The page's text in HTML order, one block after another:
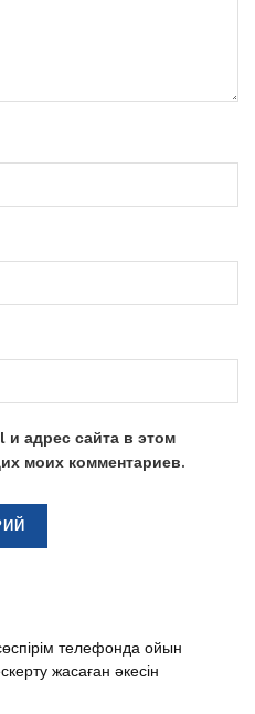
адрес сайта в этом
моих комментариев.
телефонда ойын
жасаған әкесін